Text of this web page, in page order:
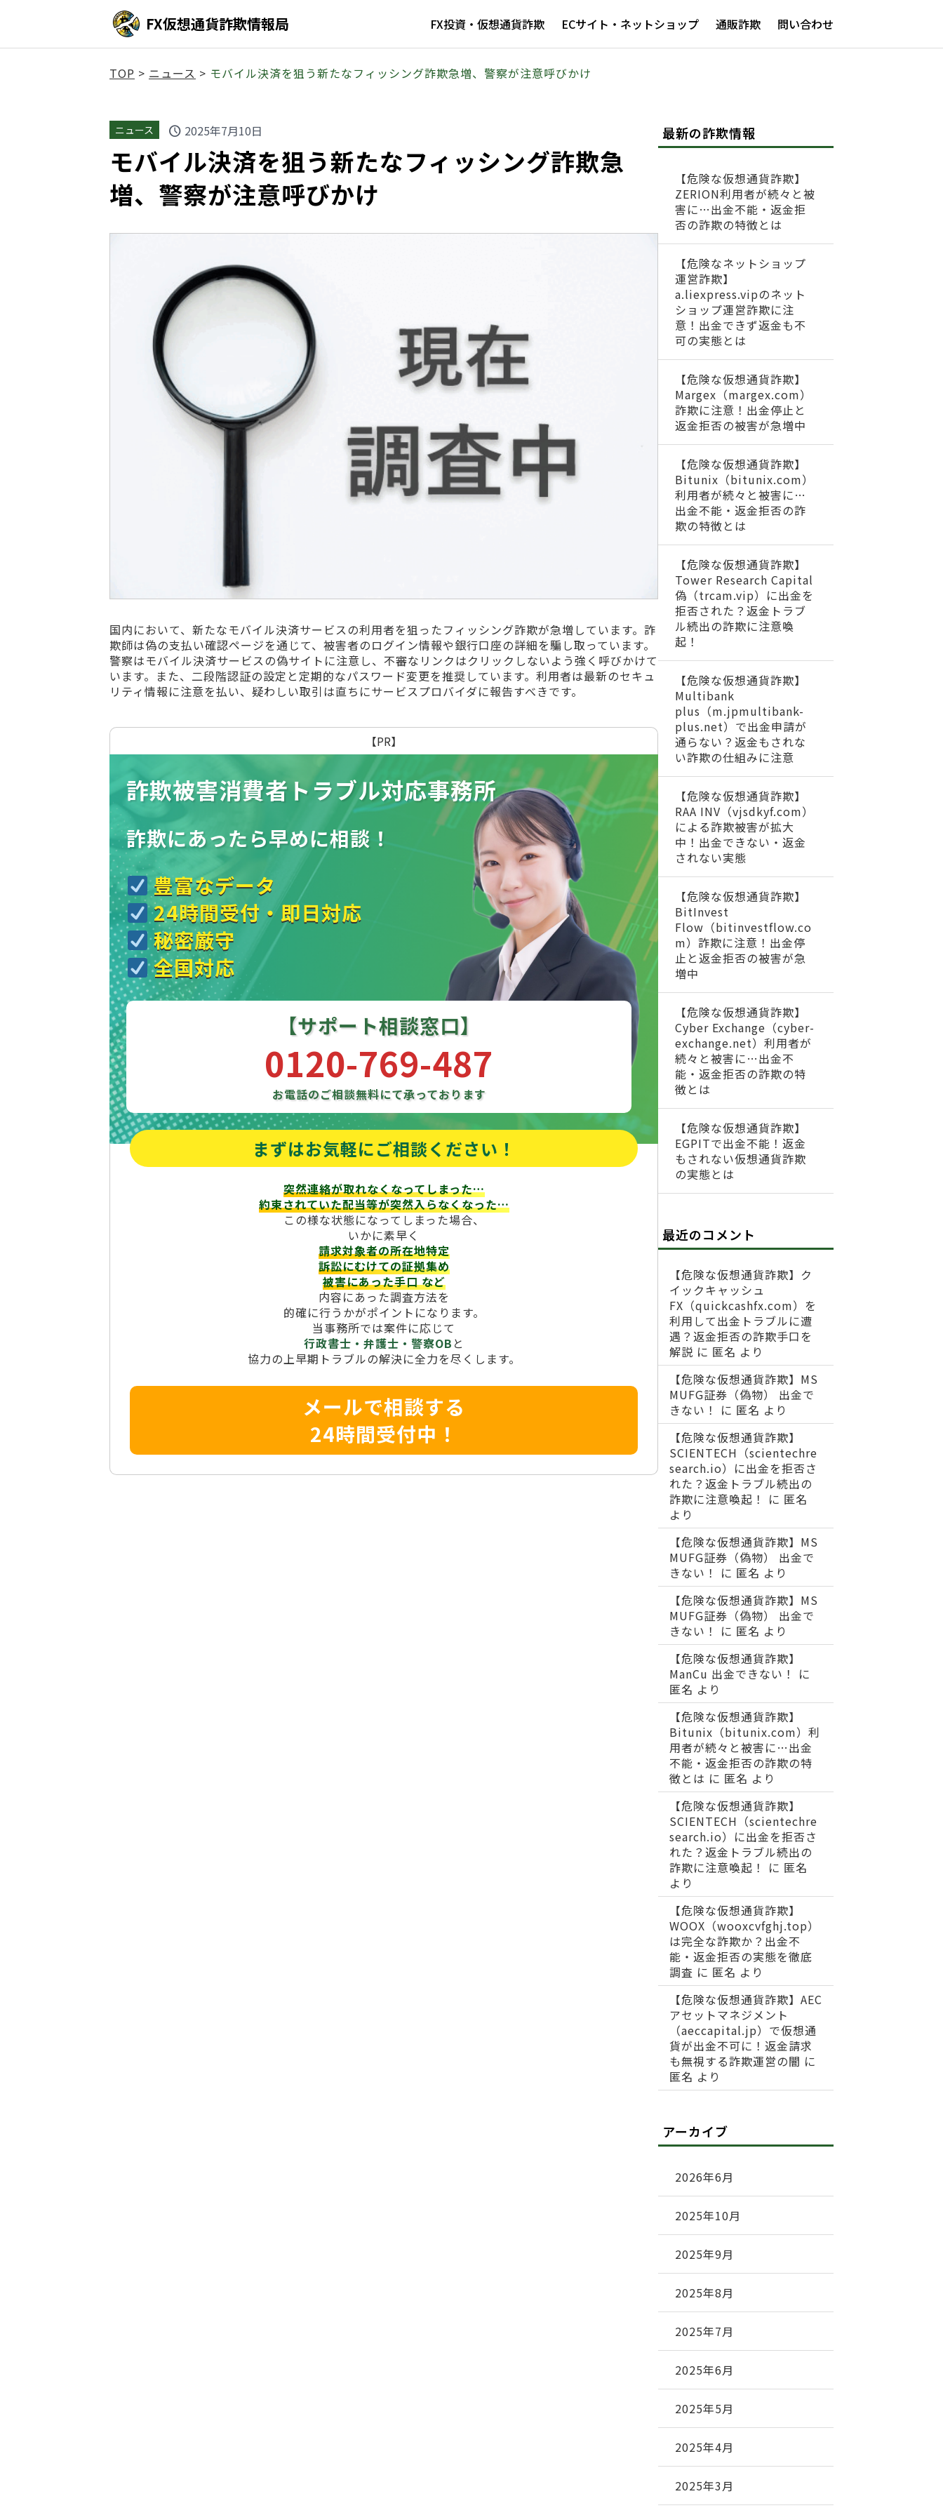
FX仮想通貨詐欺情報局 FX投資・仮想通貨詐欺 ECサイト・ネットショップ 通販詐欺 問い合わせ
TOP > ニュース > モバイル決済を狙う新たなフィッシング詐欺急増、警察が注意呼びかけ
ニュース schedule 2025年7月10日
モバイル決済を狙う新たなフィッシング詐欺急
増、警察が注意呼びかけ
国内において、新たなモバイル決済サービスの利用者を狙ったフィッシング詐欺が急増しています。詐
欺師は偽の支払い確認ページを通じて、被害者のログイン情報や銀行口座の詳細を騙し取っています。
警察はモバイル決済サービスの偽サイトに注意し、不審なリンクはクリックしないよう強く呼びかけて
います。また、二段階認証の設定と定期的なパスワード変更を推奨しています。利用者は最新のセキュ
リティ情報に注意を払い、疑わしい取引は直ちにサービスプロバイダに報告すべきです。
【PR】
詐欺被害消費者トラブル対応事務所
詐欺にあったら早めに相談！
豊富なデータ
24時間受付・即日対応
秘密厳守
全国対応
【サポート相談窓口】
0120-769-487
お電話のご相談無料にて承っております
まずはお気軽にご相談ください！
突然連絡が取れなくなってしまった…
約束されていた配当等が突然入らなくなった…
この様な状態になってしまった場合、
いかに素早く
請求対象者の所在地特定
訴訟にむけての証拠集め
被害にあった手口など
内容にあった調査方法を
的確に行うかがポイントになります。
当事務所では案件に応じて
行政書士・弁護士・警察OB と
協力の上早期トラブルの解決に全力を尽くします。
メールで相談する
24時間受付中！
最新の詐欺情報
【危険な仮想通貨詐欺】
ZERION利用者が続々と被
害に…出金不能・返金拒
否の詐欺の特徴とは
【危険なネットショップ
運営詐欺】
a.liexpress.vipのネット
ショップ運営詐欺に注
意！出金できず返金も不
可の実態とは
【危険な仮想通貨詐欺】
Margex（margex.com）
詐欺に注意！出金停止と
返金拒否の被害が急増中
【危険な仮想通貨詐欺】
Bitunix（bitunix.com）
利用者が続々と被害に…
出金不能・返金拒否の詐
欺の特徴とは
【危険な仮想通貨詐欺】
Tower Research Capital
偽（trcam.vip）に出金を
拒否された？返金トラブ
ル続出の詐欺に注意喚
起！
【危険な仮想通貨詐欺】
Multibank
plus（m.jpmultibank-
plus.net）で出金申請が
通らない？返金もされな
い詐欺の仕組みに注意
【危険な仮想通貨詐欺】
RAA INV（vjsdkyf.com）
による詐欺被害が拡大
中！出金できない・返金
されない実態
【危険な仮想通貨詐欺】
BitInvest
Flow（bitinvestflow.co
m）詐欺に注意！出金停
止と返金拒否の被害が急
増中
【危険な仮想通貨詐欺】
Cyber Exchange（cyber-
exchange.net）利用者が
続々と被害に…出金不
能・返金拒否の詐欺の特
徴とは
【危険な仮想通貨詐欺】
EGPITで出金不能！返金
もされない仮想通貨詐欺
の実態とは
最近のコメント
【危険な仮想通貨詐欺】ク
イックキャッシュ
FX（quickcashfx.com）を
利用して出金トラブルに遭
遇？返金拒否の詐欺手口を
解説 に 匿名 より
【危険な仮想通貨詐欺】MS
MUFG証券（偽物） 出金で
きない！
に 匿名 より
【危険な仮想通貨詐欺】
SCIENTECH（scientechre
search.io）に出金を拒否さ
れた？返金トラブル続出の
詐欺に注意喚起！
に 匿名
より
【危険な仮想通貨詐欺】MS
MUFG証券（偽物） 出金で
きない！
に 匿名 より
【危険な仮想通貨詐欺】MS
MUFG証券（偽物） 出金で
きない！
に 匿名 より
【危険な仮想通貨詐欺】
ManCu 出金できない！
に
匿名 より
【危険な仮想通貨詐欺】
Bitunix（bitunix.com）利
用者が続々と被害に…出金
不能・返金拒否の詐欺の特
徴とは に 匿名 より
【危険な仮想通貨詐欺】
SCIENTECH（scientechre
search.io）に出金を拒否さ
れた？返金トラブル続出の
詐欺に注意喚起！
に 匿名
より
【危険な仮想通貨詐欺】
WOOX（wooxcvfghj.top）
は完全な詐欺か？出金不
能・返金拒否の実態を徹底
調査 に 匿名 より
【危険な仮想通貨詐欺】AEC
アセットマネジメント
（aeccapital.jp）で仮想通
貨が出金不可に！返金請求
も無視する詐欺運営の闇 に
匿名 より
アーカイブ
2026年6月
2025年10月
2025年9月
2025年8月
2025年7月
2025年6月
2025年5月
2025年4月
2025年3月